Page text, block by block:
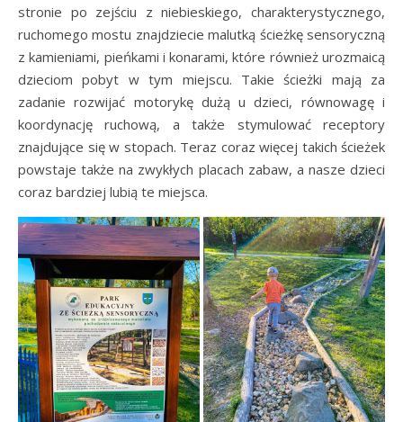
stronie po zejściu z niebieskiego, charakterystycznego,
ruchomego mostu znajdziecie malutką ścieżkę sensoryczną
z kamieniami, pieńkami i konarami, które również urozmaicą
dzieciom pobyt w tym miejscu. Takie ścieżki mają za
zadanie rozwijać motorykę dużą u dzieci, równowagę i
koordynację ruchową, a także stymulować receptory
znajdujące się w stopach. Teraz coraz więcej takich ścieżek
powstaje także na zwykłych placach zabaw, a nasze dzieci
coraz bardziej lubią te miejsca.